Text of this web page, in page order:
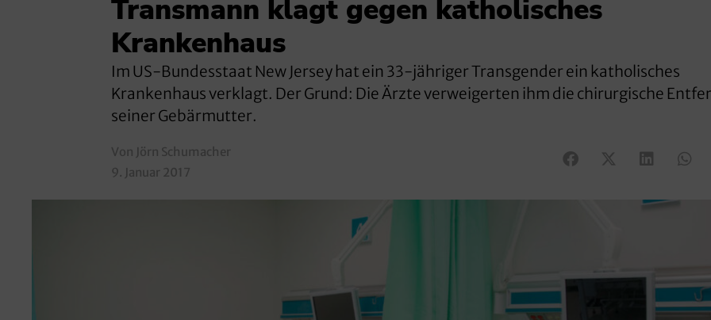
Transmann klagt gegen katholisches
Krankenhaus
Im US-Bundesstaat New Jersey hat ein 33-jähriger Transgender ein katholisches
Krankenhaus verklagt. Der Grund: Die Ärzte verweigerten ihm die chirurgische
seiner Gebärmutter.
Von Jörn Schumacher
9. Januar 2017